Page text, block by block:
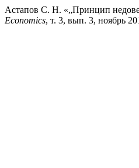
Астапов С. Н. «„Принцип
Economics, т. 3, вып. 3, ноябрь